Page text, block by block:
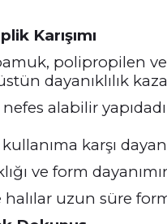
Karışımı
polipropilen
dayanıklılık
alabilir
karşı
ve form
halılar uzun süre